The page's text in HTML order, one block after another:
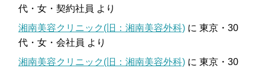
代・女・契約社員 より
湘南美容クリニック(旧：湘南美容外科) に 東京・30
代・女・会社員 より
湘南美容クリニック(旧：湘南美容外科) に 東京・30